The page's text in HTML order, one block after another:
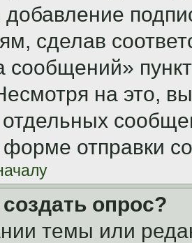
добавление
сделав
сообщений»
на это,
отдельных
форме отправки
опрос?
темы или